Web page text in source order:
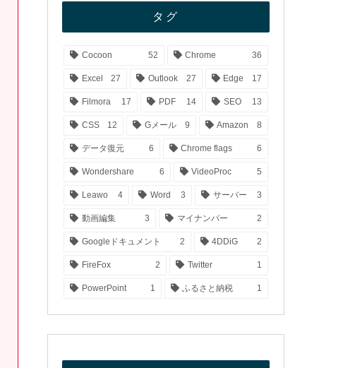
タグ
Cocoon 52 Chrome 36
Excel 27 Outlook 27 Edge 17
Filmora 17 PDF 14 SEO 13
CSS 12 Gメール 9 Amazon 8
データ復元 6 Chrome flags 6
Wondershare 6 VideoProc 5
Leawo 4 Word 3 サーバー 3
動画編集 3 マイナンバー 2
Googleドキュメント 2 4DDiG 2
FireFox 2 Twitter 1
PowerPoint 1 ふるさと納税 1